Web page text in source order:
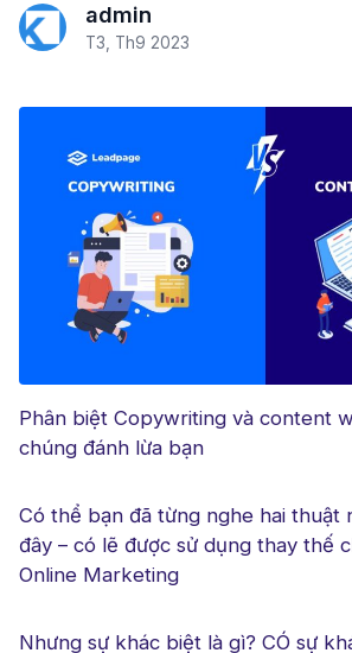
RESOURCE
Blog
Tài liệu hướng dẫn
admin
T3, Th9 2023
Phân biệt Copywriting và content
chúng đánh lừa bạn
Có thể bạn đã từng nghe hai thuật
đây – có lẽ được sử dụng thay thế
Online Marketing
Nhưng sự khác biệt là gì? CÓ sự